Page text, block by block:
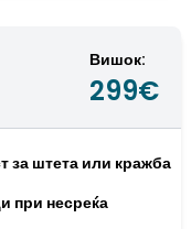
Вишок:
299€
за штета или кражба
при несреќа